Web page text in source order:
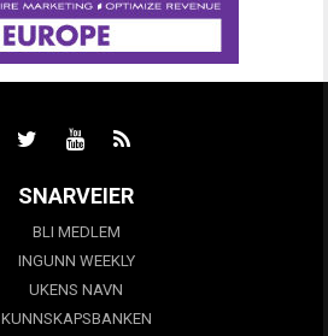
SNARVEIER
BLI MEDLEM
INGUNN WEEKLY
UKENS NAVN
KUNNSKAPSBANKEN